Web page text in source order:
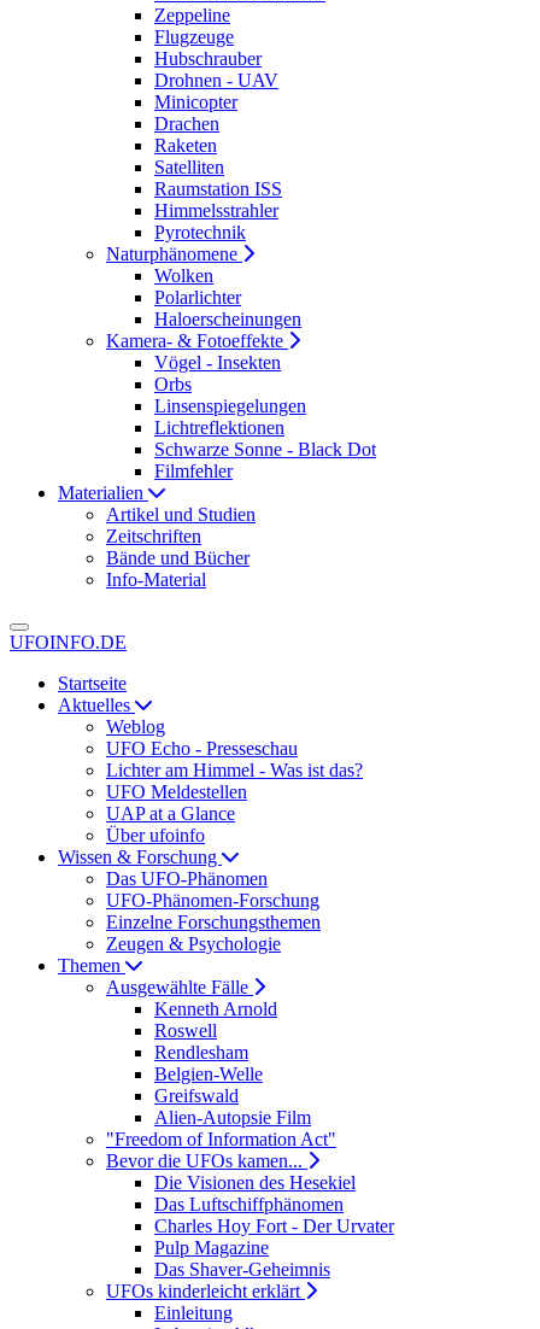
Zeppeline
Flugzeuge
Hubschrauber
Drohnen - UAV
Minicopter
Drachen
Raketen
Satelliten
Raumstation ISS
Himmelsstrahler
Pyrotechnik
Naturphänomene
Wolken
Polarlichter
Haloerscheinungen
Kamera- & Fotoeffekte
Vögel - Insekten
Orbs
Linsenspiegelungen
Lichtreflektionen
Schwarze Sonne - Black Dot
Filmfehler
Materialien
Artikel und Studien
Zeitschriften
Bände und Bücher
Info-Material
UFOINFO.DE
Startseite
Aktuelles
Weblog
UFO Echo - Presseschau
Lichter am Himmel - Was ist das?
UFO Meldestellen
UAP at a Glance
Über ufoinfo
Wissen & Forschung
Das UFO-Phänomen
UFO-Phänomen-Forschung
Einzelne Forschungsthemen
Zeugen & Psychologie
Themen
Ausgewählte Fälle
Kenneth Arnold
Roswell
Rendlesham
Belgien-Welle
Greifswald
Alien-Autopsie Film
"Freedom of Information Act"
Bevor die UFOs kamen...
Die Visionen des Hesekiel
Das Luftschiffphänomen
Charles Hoy Fort - Der Urvater
Pulp Magazine
Das Shaver-Geheimnis
UFOs kinderleicht erklärt
Einleitung